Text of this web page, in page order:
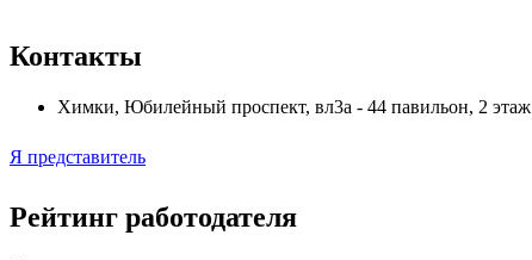
Контакты
Химки, Юбилейный проспект, вл3а - 44 павильон, 2 этаж
Я представитель
Рейтинг работодателя